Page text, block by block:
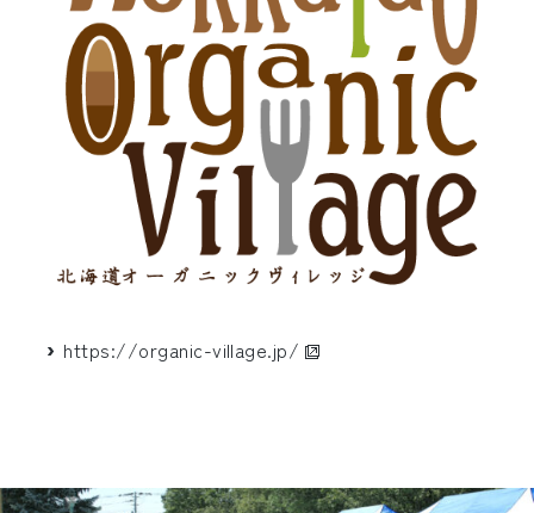
https://organic-village.jp/